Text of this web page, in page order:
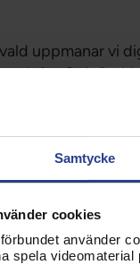
Samtycke
cookies
använder
spela
uppmanar vi
2-4. Du
rätt att gå
arbetsplatsen.